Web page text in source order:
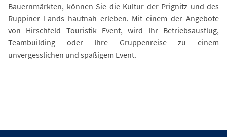
Bauernmärkten, können Sie die Kultur der Prignitz und des
Ruppiner Lands hautnah erleben. Mit einem der Angebote
von Hirschfeld Touristik Event, wird Ihr Betriebsausflug,
Teambuilding oder Ihre Gruppenreise zu einem
unvergesslichen und spaßigem Event.